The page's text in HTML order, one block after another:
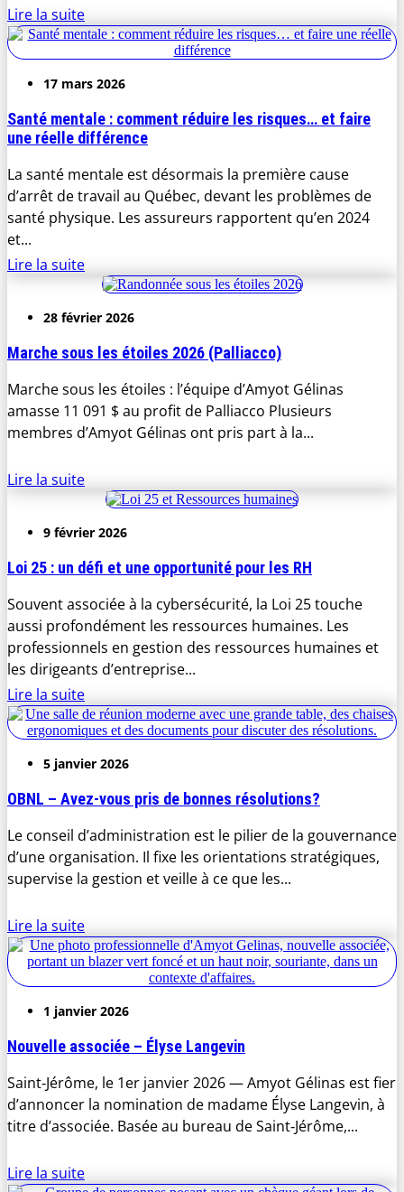
Lire la suite
17 mars 2026
Santé mentale : comment réduire les risques… et faire
une réelle différence
La santé mentale est désormais la première cause
d’arrêt de travail au Québec, devant les problèmes de
santé physique. Les assureurs rapportent qu’en 2024
et...
Lire la suite
28 février 2026
Marche sous les étoiles 2026 (Palliacco)
Marche sous les étoiles : l’équipe d’Amyot Gélinas
amasse 11 091 $ au profit de Palliacco Plusieurs
membres d’Amyot Gélinas ont pris part à la...
Lire la suite
9 février 2026
Loi 25 : un défi et une opportunité pour les RH
Souvent associée à la cybersécurité, la Loi 25 touche
aussi profondément les ressources humaines. Les
professionnels en gestion des ressources humaines et
les dirigeants d’entreprise...
Lire la suite
5 janvier 2026
OBNL – Avez-vous pris de bonnes résolutions?
Le conseil d’administration est le pilier de la gouvernance
d’une organisation. Il fixe les orientations stratégiques,
supervise la gestion et veille à ce que les...
Lire la suite
1 janvier 2026
Nouvelle associée – Élyse Langevin
Saint‑Jérôme, le 1er janvier 2026 — Amyot Gélinas est fier
d’annoncer la nomination de madame Élyse Langevin, à
titre d’associée. Basée au bureau de Saint‑Jérôme,...
Lire la suite